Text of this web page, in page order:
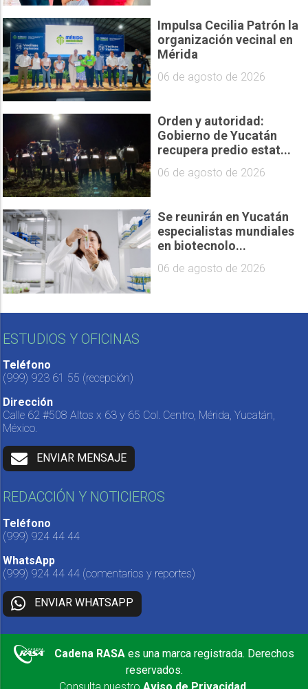
Impulsa Cecilia Patrón la
organización vecinal en
Mérida
06 de agosto de 2026
Orden y autoridad:
Gobierno de Yucatán
recupera predio estat...
06 de agosto de 2026
Se reunirán en Yucatán
especialistas mundiales
en biotecnolo...
06 de agosto de 2026
ESTUDIOS Y OFICINAS
Teléfono
(999) 923 61 55 (recepción)
Dirección
Calle 62 #508 Altos x 63 y 65 Col. Centro, Mérida, Yucatán,
México.
ENVIAR MENSAJE
REDACCIÓN Y NOTICIEROS
Teléfono
(999) 924 44 44
WhatsApp
(999) 924 44 44 (comentarios y reportes)
ENVIAR WHATSAPP
Cadena RASA es una marca registrada. Derechos
reservados.